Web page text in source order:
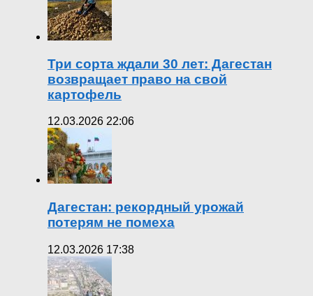
Три сорта ждали 30 лет: Дагестан
возвращает право на свой
картофель
12.03.2026 22:06
Дагестан: рекордный урожай
потерям не помеха
12.03.2026 17:38